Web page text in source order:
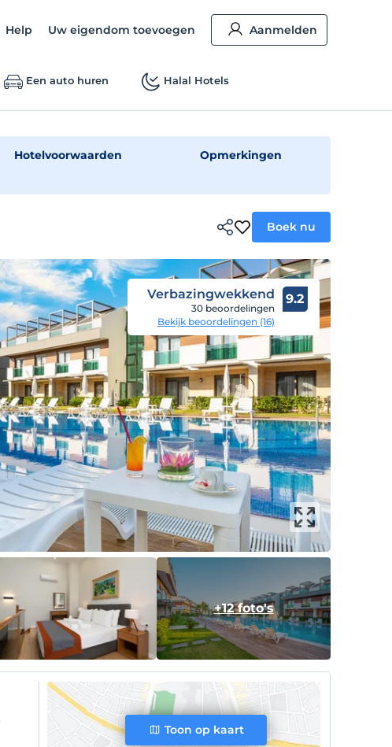
Help Uw eigendom toevoegen Aanmelden
Een auto huren Halal Hotels
Hotelvoorwaarden Opmerkingen
Boek nu
Verbazingwekkend
30 beoordelingen
Bekijk beoordelingen (16)
9.2
+12 foto's
Toon op kaart